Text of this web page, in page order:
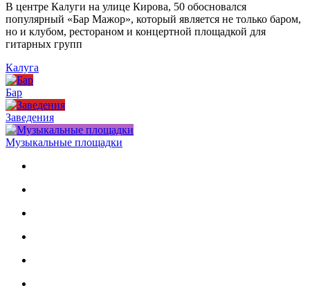
В центре Калуги на улице Кирова, 50 обосновался
популярный «Бар Мажор», который является не только баром,
но и клубом, рестораном и концертной площадкой для
гитарных групп
Калуга
Бар
Заведения
Музыкальные площадки